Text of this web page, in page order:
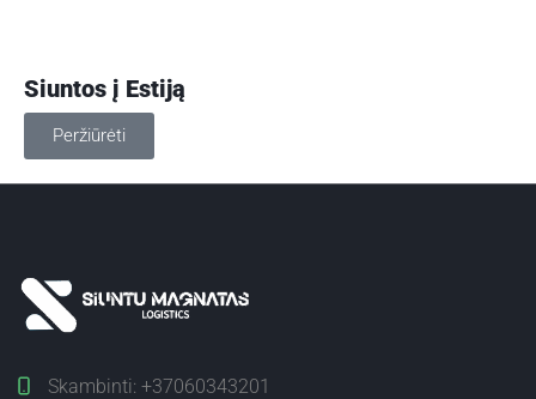
Siuntos į Estiją
Peržiūrėti
Skambinti: +37060343201